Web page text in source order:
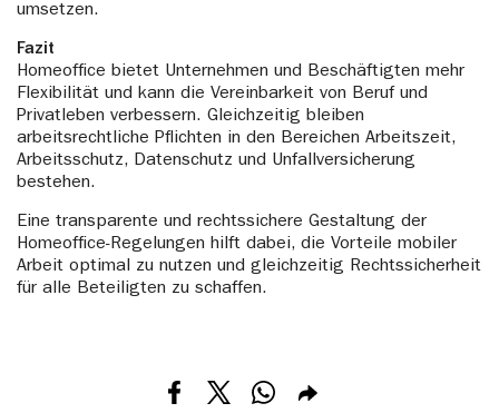
umsetzen.
Fazit
Homeoffice bietet Unternehmen und Beschäftigten mehr
Flexibilität und kann die Vereinbarkeit von Beruf und
Privatleben verbessern. Gleichzeitig bleiben
arbeitsrechtliche Pflichten in den Bereichen Arbeitszeit,
Arbeitsschutz, Datenschutz und Unfallversicherung
bestehen.
Eine transparente und rechtssichere Gestaltung der
Homeoffice-Regelungen hilft dabei, die Vorteile mobiler
Arbeit optimal zu nutzen und gleichzeitig Rechtssicherheit
für alle Beteiligten zu schaffen.
Teilen via Facebook
Teilen via XTeilen via Whatsapp
Teilen via E-mail